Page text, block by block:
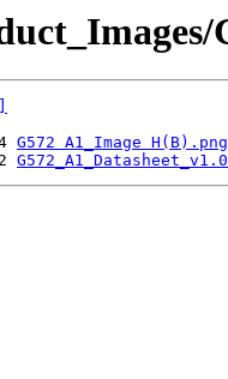
G572 A1_Image H(B).png